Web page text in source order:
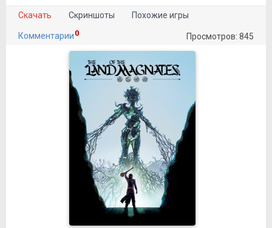
Скачать Скриншоты Похожие игры
Комментарии 0 Просмотров: 845